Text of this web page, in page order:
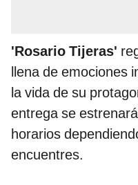
'Rosario Tijeras'
llena de emociones
la vida de su
entrega se
horarios
encuentres.